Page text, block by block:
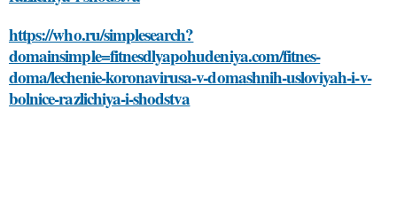
https://who.ru/simplesearch?
domainsimple=fitnesdlyapohudeniya.com/fitnes-
doma/lechenie-koronavirusa-v-domashnih-usloviyah-i-v-
bolnice-razlichiya-i-shodstva